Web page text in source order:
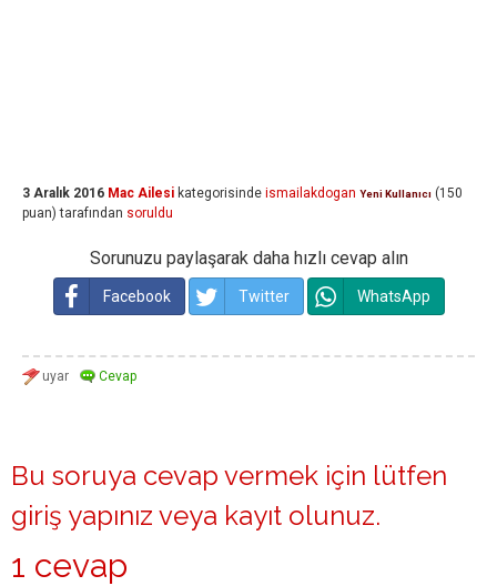
3 Aralık 2016 Mac Ailesi kategorisinde ismailakdogan Yeni Kullanıcı (150
puan) tarafından soruldu
Sorunuzu paylaşarak daha hızlı cevap alın
Facebook Twitter WhatsApp
Bu soruya cevap vermek için lütfen
giriş yapınız veya kayıt olunuz.
1 cevap